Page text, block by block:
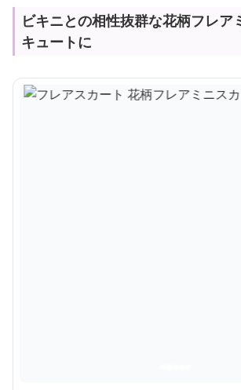
ビキニとの相性抜群な花柄フレア
キュートに